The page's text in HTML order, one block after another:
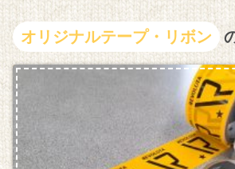
オリジナルテープ・リボン